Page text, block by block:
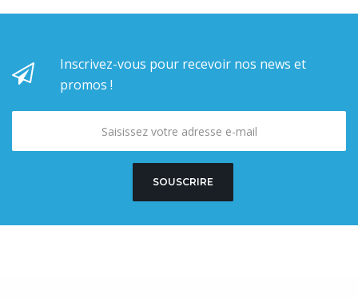
Inscrivez-vous pour recevoir nos news et
promos !
SOUSCRIRE